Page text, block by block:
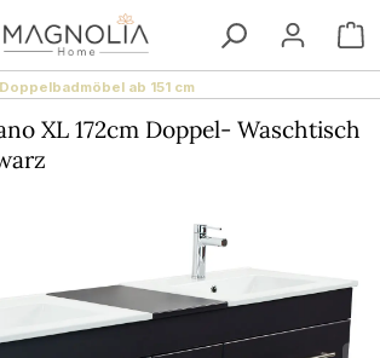
Doppelbadmöbel ab 151 cm
XL 172cm Doppel- Waschtisch